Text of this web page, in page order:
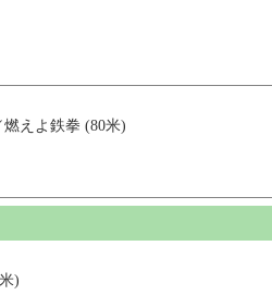
えよ鉄拳 (80米)
)